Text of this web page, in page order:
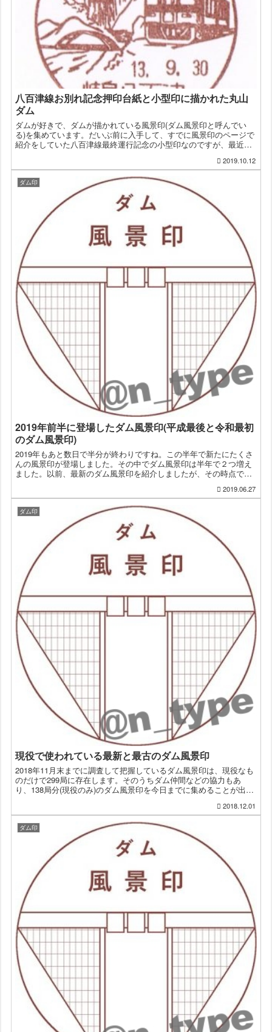
八百津線お別れ記念押印台紙と小型印に描かれた丸山
ダム
ダムが好きで、ダムが描かれている風景印(ダム風景印と呼んでい
る)を集めています。だいぶ前に入手して、すでに風景印のページで
紹介をしていた八百津線最終運行記念の小型印なのですが、最近押
2019.10.12
ダム印
2019年前半に登場したダム風景印(平成最後と令和最初
のダム風景印)
2019年もあと数日で半分が終わりですね。この半年で新たにたくさ
んの風景印が登場しました。その中でダム風景印は半年で２つ増え
ました。以前、最新のダム風景印を紹介しましたが、その時点で
2019.06.27
ダム印
現役で使われている最新と最古のダム風景印
2018年11月末までに調査して把握しているダム風景印は、現役なも
のだけで299局に存在します。そのうちダム仲間などの協力もあ
り、138局分(現役のみ)のダム風景印を今日までに集めることが出来
2018.12.01
ダム印